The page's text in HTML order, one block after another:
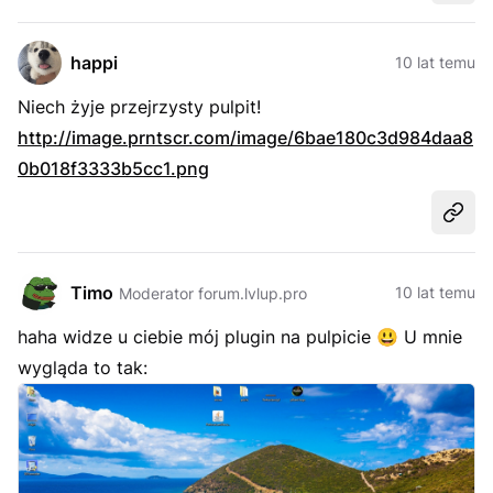
happi 10 lat temu
Niech żyje przejrzysty pulpit!
http://image.prntscr.com/image/6bae180c3d984daa8
0b018f3333b5cc1.png
Timo Moderator forum.lvlup.pro 10 lat temu
haha widze u ciebie mój plugin na pulpicie 😃 U mnie
wygląda to tak: